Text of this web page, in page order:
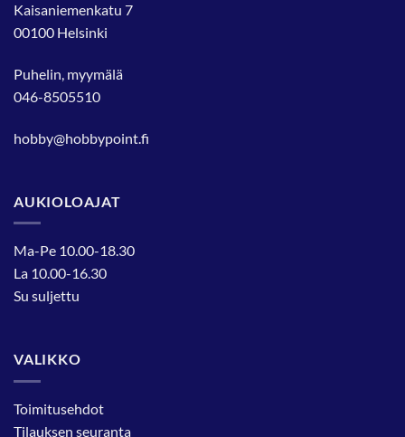
Kaisaniemenkatu 7
00100 Helsinki
Puhelin, myymälä
046-8505510
hobby@hobbypoint.fi
AUKIOLOAJAT
Ma-Pe 10.00-18.30
La 10.00-16.30
Su suljettu
VALIKKO
Toimitusehdot
Tilauksen seuranta